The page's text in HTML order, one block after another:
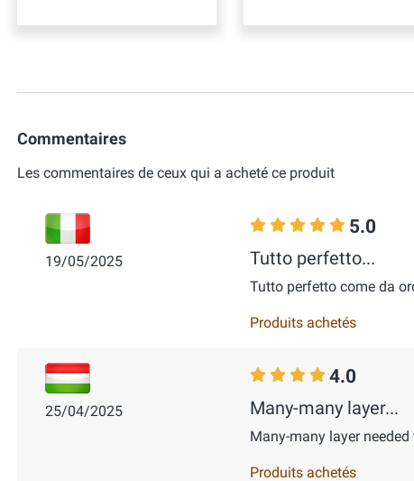
Commentaires
Les commentaires de ceux qui a acheté ce produit
19/05/2025
5.0
Tutto perfetto...
Tutto perfetto come da
Produits achetés
25/04/2025
4.0
Many-many layer...
Many-many layer
Produits achetés